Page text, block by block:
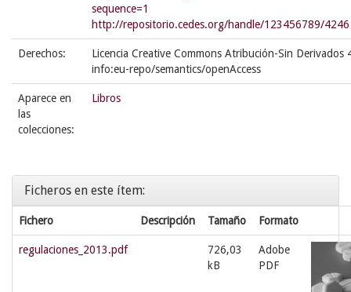
sequence=1
http://repositorio.cedes.org/handle/123456789/4246
Derechos:
Licencia Creative Commons Atribución-Sin
info:eu-repo/semantics/openAccess
Aparece en
las
colecciones:
Libros
Ficheros en este ítem:
Fichero Descripción Tamaño Formato
regulaciones_2013.pdf
726,03
kB
Adobe
PDF